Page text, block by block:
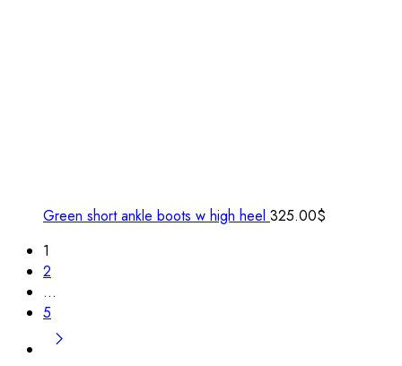
Green short ankle boots w high heel 325.00$
1
2
…
5